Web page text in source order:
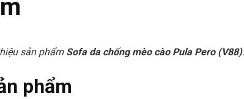
sản phẩm Sofa da chống mèo cào Pula Pero (V88).
phẩm